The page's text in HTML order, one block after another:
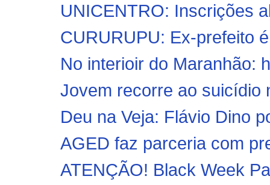
UNICENTRO: Inscrições
CURURUPU: Ex-prefeito
No interioir do Maranhão:
Jovem recorre ao suicídio
Deu na Veja: Flávio Dino
AGED faz parceria com
ATENÇÃO! Black Week